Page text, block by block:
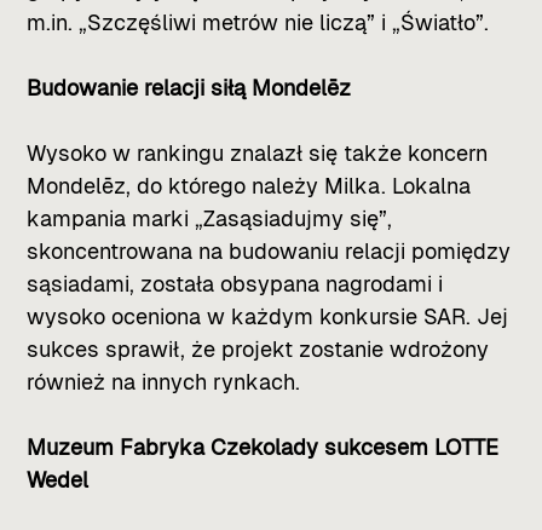
m.in. „Szczęśliwi metrów nie liczą” i „Światło”.
Budowanie relacji siłą Mondelēz
Wysoko w rankingu znalazł się także koncern
Mondelēz, do którego należy Milka. Lokalna
kampania marki „Zasąsiadujmy się”,
skoncentrowana na budowaniu relacji pomiędzy
sąsiadami, została obsypana nagrodami i
wysoko oceniona w każdym konkursie SAR. Jej
sukces sprawił, że projekt zostanie wdrożony
również na innych rynkach.
Muzeum Fabryka Czekolady sukcesem LOTTE
Wedel